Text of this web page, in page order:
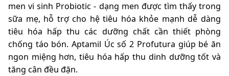
men vi sinh Probiotic - dạng men được tìm thấy trong
sữa mẹ, hỗ trợ cho hệ tiêu hóa khỏe mạnh dễ dàng
tiêu hóa hấp thu các dưỡng chất cần thiết phòng
chống táo bón. Aptamil Úc số 2 Profutura giúp bé ăn
ngon miệng hơn, tiêu hóa hấp thu dinh dưỡng tốt và
tăng cân đều đặn.